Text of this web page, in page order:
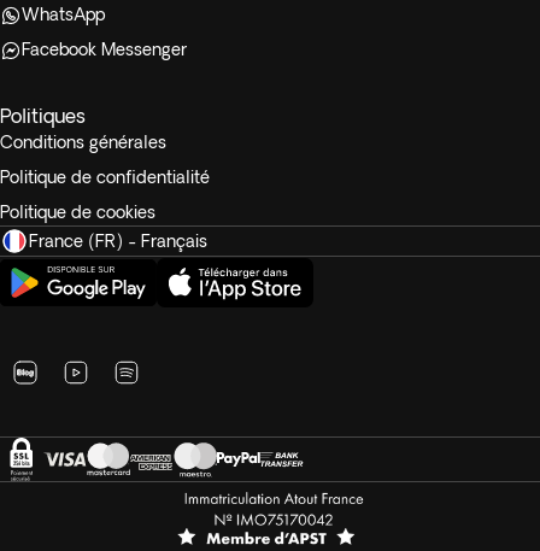
WhatsApp
Facebook Messenger
Politiques
Conditions générales
Politique de confidentialité
Politique de cookies
France (FR) - Français